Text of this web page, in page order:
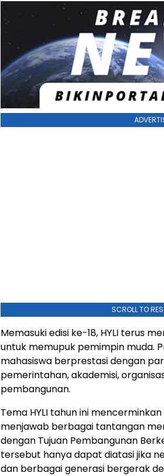
SCROLL TO
Memasuki edisi ke-18, HYLI terus
untuk memupuk pemimpin muda.
mahasiswa berprestasi dengan
pemerintahan, akademisi,
pembangunan.
Tema HYLI tahun ini
menjawab berbagai tantangan
dengan Tujuan Pembangunan
tersebut hanya dapat diatasi jika
dan berbagai generasi bergerak